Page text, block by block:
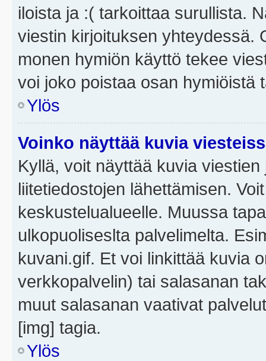
iloista ja :( tarkoittaa surullista.
viestin kirjoituksen yhteydessä.
monen hymiön käyttö tekee
voi joko poistaa osan hymiöistä
Ylös
Voinko näyttää kuvia
Kyllä, voit näyttää kuvia
liitetiedostojen lähettämisen.
keskustelualueelle. Muussa
ulkopuoliseslta palvelimelta.
kuvani.gif. Et voi linkittää kuvia
verkkopalvelin) tai salasanan
muut salasanan vaativat
[img] tagia.
Ylös